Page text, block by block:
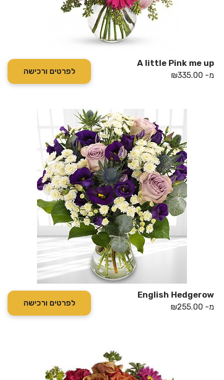
A little Pink me up
מ- ₪335.00 לפרטים ורכישה
English Hedgerow
מ- ₪255.00 לפרטים ורכישה